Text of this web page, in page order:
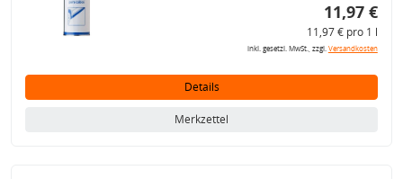
11,97 €
11,97 € pro 1 l
inkl. gesetzl. MwSt., zzgl.Versandkosten
Details
Merkzettel